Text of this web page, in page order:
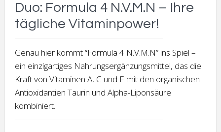
Duo: Formula 4 N.V.M.N – Ihre
tägliche Vitaminpower!
Genau hier kommt “Formula 4 N.V.M.N” ins Spiel –
ein einzigartiges Nahrungsergänzungsmittel, das die
Kraft von Vitaminen A, C und E mit den organischen
Antioxidantien Taurin und Alpha-Liponsäure
kombiniert.